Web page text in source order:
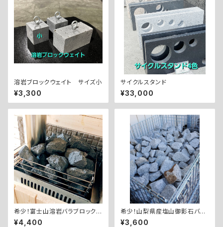
溶岩ブロックウェイト サイズ小
¥3,300
サイクルスタンド
¥33,000
希少！富士山溶岩バラブロック8
㎏
¥4,400
希少！山梨県産塩山御影石バラ
ブロック8㎏
¥3,600